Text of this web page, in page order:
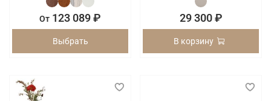
От 123 089 ₽
Выбрать
29 300 ₽
В корзину